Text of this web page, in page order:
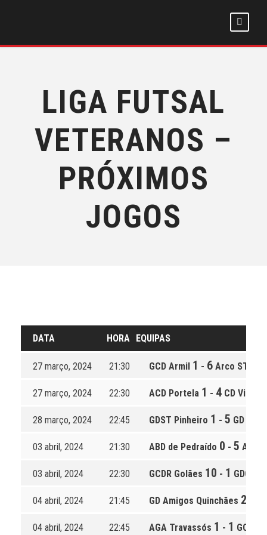
LIGA FUTSAL
VETERANOS –
PRÓXIMOS
JOGOS
DATA HORA EQUIPAS
27 março, 2024 21:30 GCD Armil 1 - 6 Arco ST.º
27 março, 2024 22:30 ACD Portela 1 - 4 CD Vinhós
28 março, 2024 22:45 GDST Pinheiro 1 - 5 GD
03 abril, 2024 21:30 ABD de Pedraído 0 - 5 ADC
03 abril, 2024 22:30 GCDR Golães 10 - 1 GDC
04 abril, 2024 21:45 GD Amigos Quinchães 2
04 abril, 2024 22:45 AGA Travassós 1 - 1 GCR